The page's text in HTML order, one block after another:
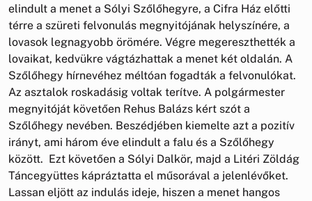
elindult a menet a Sólyi Szőlőhegyre, a Cifra Ház előtti
térre a szüreti felvonulás megnyitójának helyszínére, a
lovasok legnagyobb örömére. Végre megereszthették a
lovaikat, kedvükre vágtázhattak a menet két oldalán. A
Szőlőhegy hírnevéhez méltóan fogadták a felvonulókat.
Az asztalok roskadásig voltak terítve. A polgármester
megnyitóját követően Rehus Balázs kért szót a
Szőlőhegy nevében. Beszédjében kiemelte azt a pozitív
irányt, ami három éve elindult a falu és a Szőlőhegy
között. Ezt követően a Sólyi Dalkör, majd a Litéri Zöldág
Táncegyüttes kápráztatta el műsorával a jelenlévőket.
Lassan eljött az indulás ideje, hiszen a menet hangos